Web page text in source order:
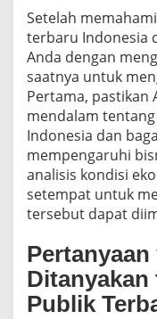
Setelah
terbaru Indonesia
Anda dengan
saatnya untuk
Pertama, pastikan
mendalam
Indonesia dan
mempengaruhi
analisis kondisi
setempat untuk
tersebut dapat
Publik